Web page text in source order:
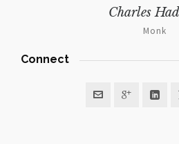
Charles
Monk
Connect